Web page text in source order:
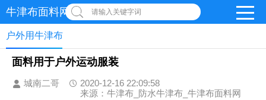
牛津布面料网 请输入关键字词
户外用牛津布
面料用于户外运动服装
城南二哥
2020-12-16 22:09:58
来源：牛津布_防水牛津布_牛津布面料网